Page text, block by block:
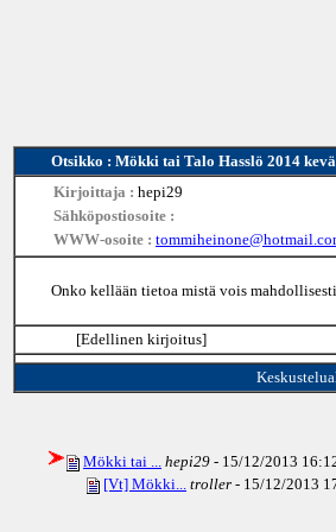
Otsikko : Mökki tai Talo Hasslö 2014
Kirjoittaja : hepi29
Sähköpostiosoite :
WWW-osoite :
Onko kellään tietoa mistä vois
[Edellinen kirjoitus]
Mökki tai ... hepi29 - 15/12/2013
[Vt] Mökki... troller - 15/12/2013